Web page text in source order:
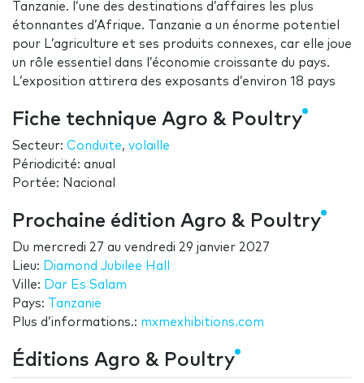
Tanzanie. l’une des destinations d’affaires les plus
étonnantes d’Afrique. Tanzanie a un énorme potentiel
pour L’agriculture et ses produits connexes, car elle joue
un rôle essentiel dans l’économie croissante du pays.
L’exposition attirera des exposants d’environ 18 pays
Fiche technique Agro & Poultry
Secteur: Conduite, volaille
Périodicité: anual
Portée: Nacional
Prochaine édition Agro & Poultry
Du mercredi 27 au vendredi 29 janvier 2027
Lieu: Diamond Jubilee Hall
Ville: Dar Es Salam
Pays:
Tanzanie
Plus d’informations.: mxmexhibitions.com
Éditions Agro & Poultry